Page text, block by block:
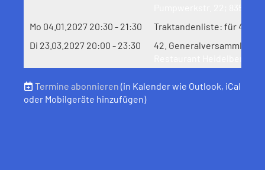
Mo 04.01.2027 20:30 - 21:30
Traktandenliste: für 42.
Di 23.03.2027 20:00 - 23:30
42. Generalversammlung
Termine abonnieren (in Kalender wie Outlook, iCal
oder Mobilgeräte hinzufügen)